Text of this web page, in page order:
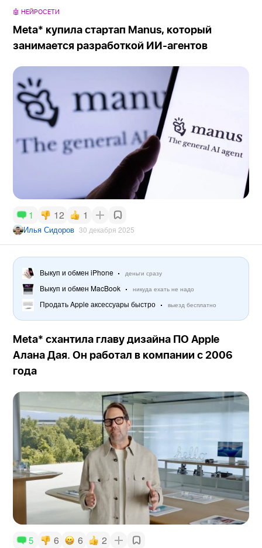
🤖 НЕЙРОСЕТИ
Meta* купила стартап Manus, который
занимается разработкой ИИ-агентов
1 12 1
Илья Сидоров 30 декабря 2025
Выкуп и обмен iPhone деньги сразу
Выкуп и обмен MacBook никуда ехать не надо
Продать Apple аксессуары быстро выезд бесплатно
Meta* схантила главу дизайна ПО Apple
Алана Дая. Он работал в компании с 2006
года
5 6 6 2